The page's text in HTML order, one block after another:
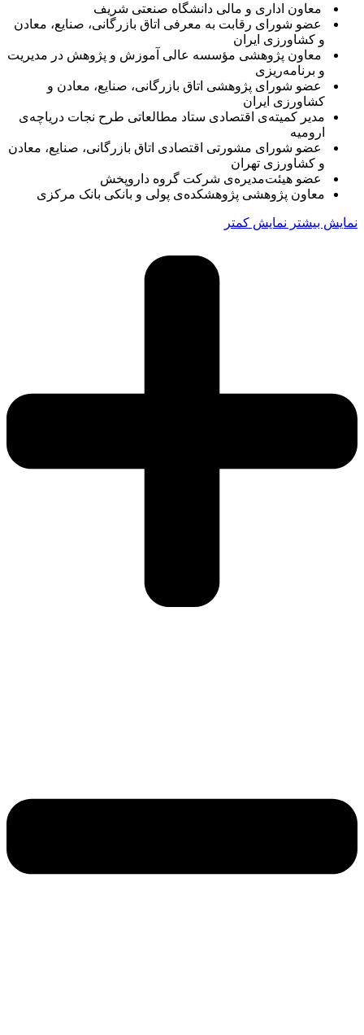
معاون اداری و مالی دانشگاه صنعتی شریف
عضو شورای رقابت به معرفی اتاق بازرگانی، صنایع، معادن
و کشاورزی ایران ‏
معاون پژوهشی مؤسسه عالی آموزش و پژوهش در مدیریت
و برنامه‌ریزی
عضو شورای پژوهشی اتاق بازرگانی، صنایع، معادن و
کشاورزی ایران
مدیر کمیته‌ی اقتصادی ستاد مطالعاتی طرح نجات دریاچه‌ی
ارومیه
عضو شورای مشورتی اقتصادی اتاق بازرگانی، صنایع، معادن
و کشاورزی تهران
عضو هیئت‌مدیره‌ی شرکت گروه داروپخش ‏
معاون پژوهشی پژوهشکده‌ی پولی و بانکی بانک مرکزی
نمایش بیشتر نمایش کمتر